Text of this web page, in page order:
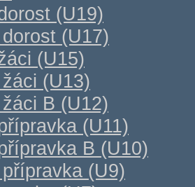
(U19)
(U17)
(U15)
(U13)
B (U12)
(U11)
B (U10)
(U9)